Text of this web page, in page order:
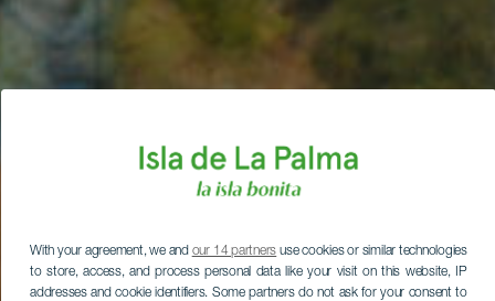
With your agreement, we and our 14 partners use cookies or similar technologies
to store, access, and process personal data like your visit on this website, IP
addresses and cookie identifiers. Some partners do not ask for your consent to